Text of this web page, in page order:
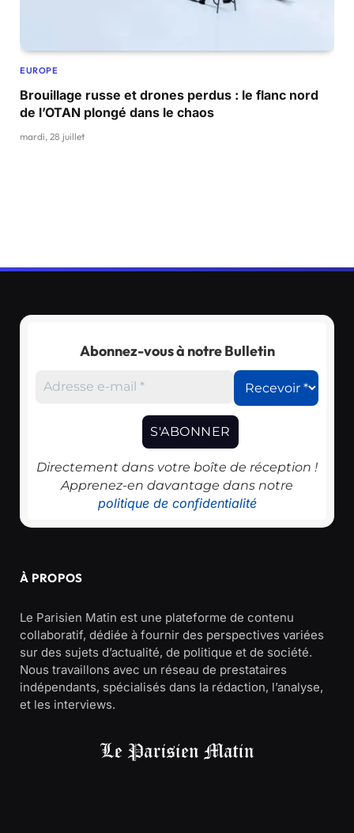
EUROPE
Brouillage russe et drones perdus : le flanc nord
de l’OTAN plongé dans le chaos
mardi, 28 juillet
Abonnez-vous à notre Bulletin
Directement dans votre boîte de réception !
Apprenez-en davantage dans notre
politique de confidentialité
À PROPOS
Le Parisien Matin est une plateforme de contenu
collaboratif, dédiée à fournir des perspectives variées
sur des sujets d’actualité, de politique et de société.
Nous travaillons avec un réseau de prestataires
indépendants, spécialisés dans la rédaction, l’analyse,
et les interviews.